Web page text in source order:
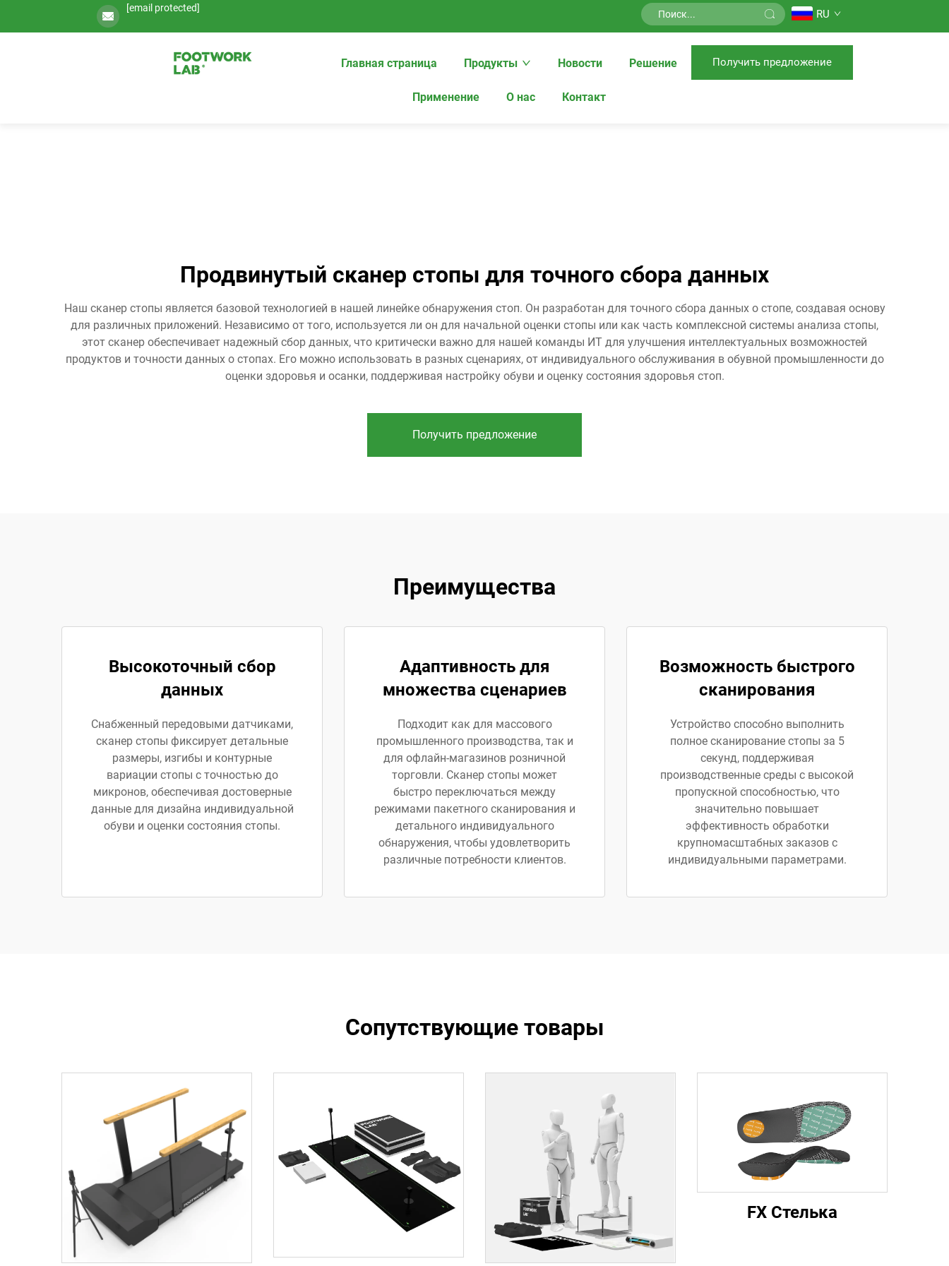
[email protected] RU
Главная страница Продукты Новости Решение
Применение О нас Контакт
Получить предложение
Продвинутый сканер стопы для точного сбора данных
Наш сканер стопы является базовой технологией в нашей линейке обнаружения стоп. Он разработан для точного сбора данных о стопе, создавая основу
для различных приложений. Независимо от того, используется ли он для начальной оценки стопы или как часть комплексной системы анализа стопы,
этот сканер обеспечивает надежный сбор данных, что критически важно для нашей команды ИТ для улучшения интеллектуальных возможностей
продуктов и точности данных о стопах. Его можно использовать в разных сценариях, от индивидуального обслуживания в обувной промышленности до
оценки здоровья и осанки, поддерживая настройку обуви и оценку состояния здоровья стоп.
Получить предложение
Преимущества
Высокоточный сбор
данных
Снабженный передовыми датчиками,
сканер стопы фиксирует детальные
размеры, изгибы и контурные
вариации стопы с точностью до
микронов, обеспечивая достоверные
данные для дизайна индивидуальной
обуви и оценки состояния стопы.
Адаптивность для
множества сценариев
Подходит как для массового
промышленного производства, так и
для офлайн-магазинов розничной
торговли. Сканер стопы может
быстро переключаться между
режимами пакетного сканирования и
детального индивидуального
обнаружения, чтобы удовлетворить
различные потребности клиентов.
Возможность быстрого
сканирования
Устройство способно выполнить
полное сканирование стопы за 5
секунд, поддерживая
производственные среды с высокой
пропускной способностью, что
значительно повышает
эффективность обработки
крупномасштабных заказов с
индивидуальными параметрами.
Сопутствующие товары
FX Стелька